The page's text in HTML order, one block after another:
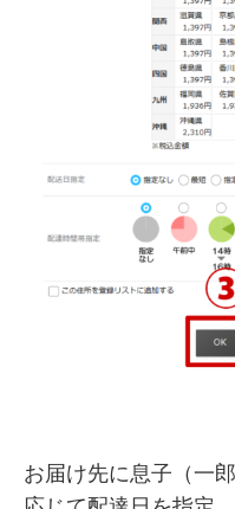
お届け先に息子（一